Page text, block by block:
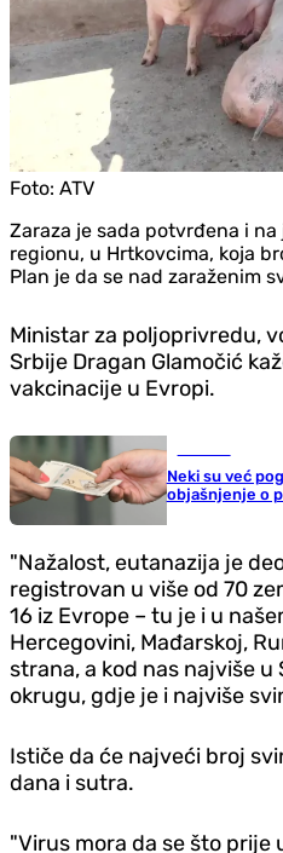
Foto: ATV
Zaraza je sada potvrđena i
regionu, u Hrtkovcima, koja
Plan je da se nad zaraženim
Ministar za poljoprivredu,
Srbije Dragan Glamočić
vakcinacije u Evropi.
Neki su već
objašnjenje o
"Nažalost, eutanazija je
registrovan u više od 70
16 iz Evrope – tu je i u
Hercegovini, Mađarskoj,
strana, a kod nas najviše u
okrugu, gdje je i najviše
Ističe da će najveći broj
dana i sutra.
"Virus mora da se što prije